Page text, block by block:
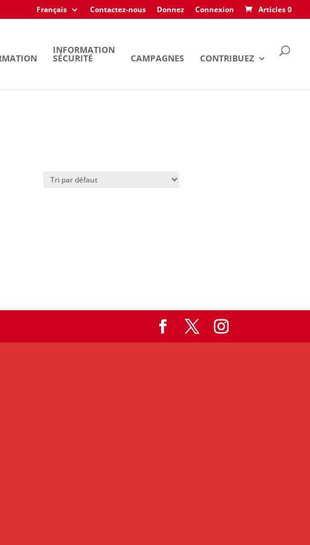
Français Contactez-nous Donnez Connexion Articles 0
INFORMATION
SÉCURITÉ CAMPAGNES CONTRIBUEZ